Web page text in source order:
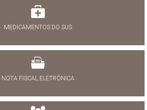
MEDICAMENTOS DO SUS
NOTA FISCAL ELETRÔNICA